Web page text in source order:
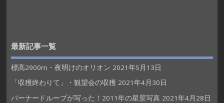
最新記事一覧
標高2900m・夜明けのオリオン 2021年5月13日
「収穫終わりて」・観望会の収穫 2021年4月30日
バーナードループが写った！2011年の星景写真 2021年4月28日